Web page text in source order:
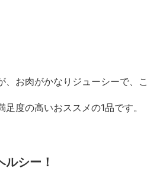
お肉がかなりジューシーで、
度の高いおススメの1品です。
シー！